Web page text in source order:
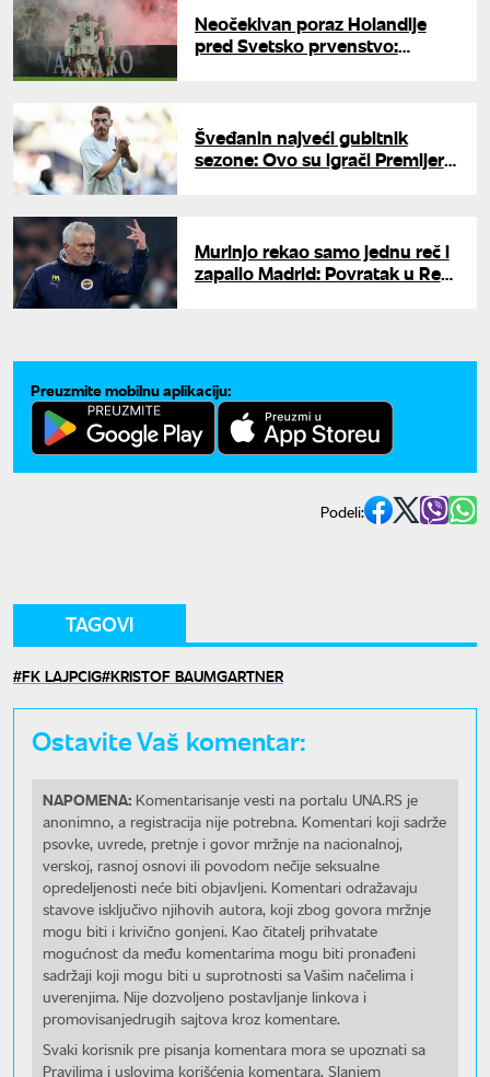
Neočekivan poraz Holandije
pred Svetsko prvenstvo:
Šveđanin najveći gubitnik
sezone: Ovo su igrači Premijer
Murinjo rekao samo jednu reč i
zapalio Madrid: Povratak u Real
Preuzmite mobilnu aplikaciju:
Podeli:
TAGOVI
FK LAJPCIG KRISTOF BAUMGARTNER
Ostavite Vaš komentar:
NAPOMENA: Komentarisanje vesti na portalu UNA.RS je
anonimno, a registracija nije potrebna. Komentari koji sadrže
psovke, uvrede, pretnje i govor mržnje na nacionalnoj,
verskoj, rasnoj osnovi ili povodom nečije seksualne
opredeljenosti neće biti objavljeni. Komentari odražavaju
stavove isključivo njihovih autora, koji zbog govora mržnje
mogu biti i krivično gonjeni. Kao čitatelj prihvatate
mogućnost da među komentarima mogu biti pronađeni
sadržaji koji mogu biti u suprotnosti sa Vašim načelima i
uverenjima. Nije dozvoljeno postavljanje linkova i
promovisanjedrugih sajtova kroz komentare.
Svaki korisnik pre pisanja komentara mora se upoznati sa
Pravilima i uslovima korišćenja komentara. Slanjem